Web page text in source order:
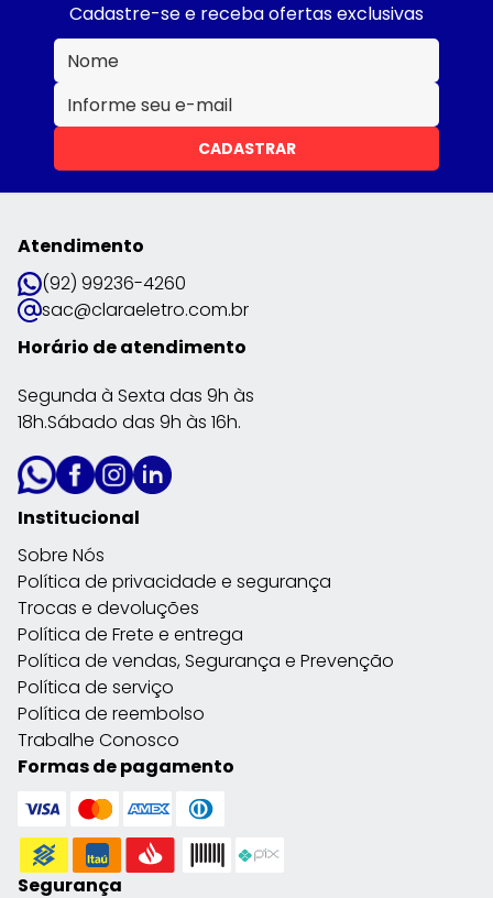
Cadastre-se e receba ofertas exclusivas
CADASTRAR
Atendimento
(92) 99236-4260
sac@claraeletro.com.br
Horário de atendimento
Segunda à Sexta das 9h às
18h.Sábado das 9h às 16h.
Institucional
Sobre Nós
Política de privacidade e segurança
Trocas e devoluções
Política de Frete e entrega
Política de vendas, Segurança e Prevenção
Política de serviço
Política de reembolso
Trabalhe Conosco
Formas de pagamento
Segurança